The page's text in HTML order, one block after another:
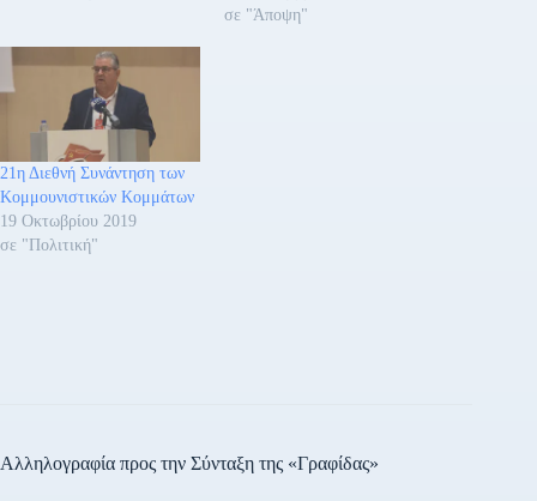
σε "Άποψη"
21η Διεθνή Συνάντηση των
Κομμουνιστικών Κομμάτων
19 Οκτωβρίου 2019
σε "Πολιτική"
Αλληλογραφία προς την Σύνταξη της «Γραφίδας»